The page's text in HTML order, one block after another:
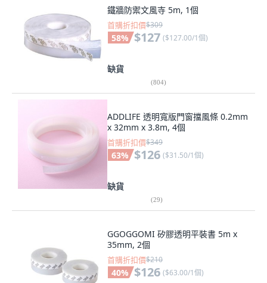
鐵牆防禦文風寺 5m, 1個
首購折扣價$309
58% $127 ($127.00/1個)
缺貨
(804)
ADDLIFE 透明寬版門窗擋風條 0.2mm
x 32mm x 3.8m, 4個
首購折扣價$349
63% $126 ($31.50/1個)
缺貨
(29)
GGOGGOMI 矽膠透明平裝書 5m x
35mm, 2個
首購折扣價$210
40% $126 ($63.00/1個)